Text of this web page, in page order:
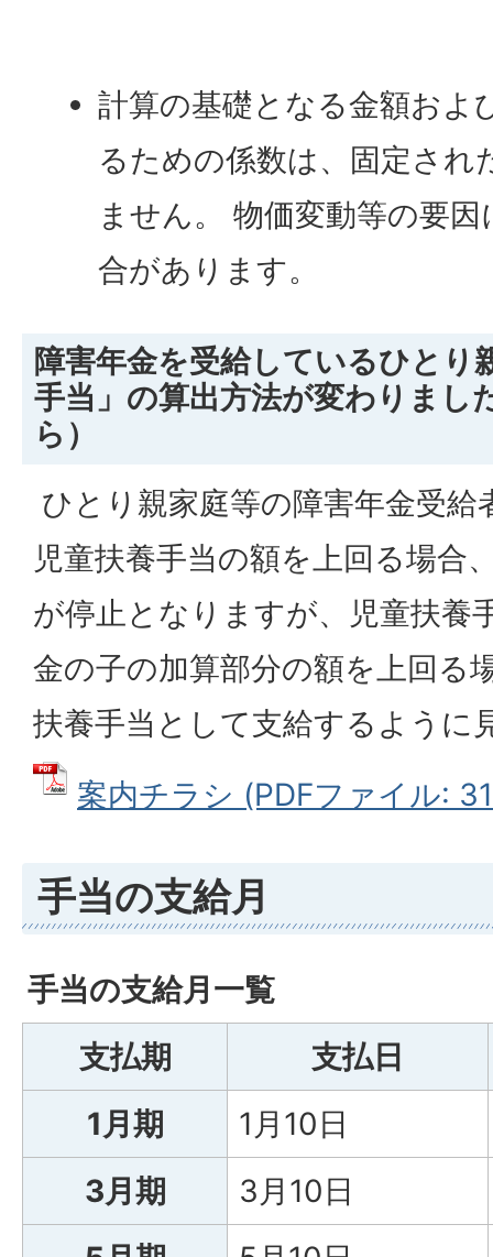
計算の基礎となる金額およ
るための係数は、固定され
ません。 物価変動等の要
合があります。
障害年金を受給しているひとり
手当」の算出方法が変わりまし
ら）
ひとり親家庭等の障害年金受給
児童扶養手当の額を上回る場合
が停止となりますが、児童扶養
金の子の加算部分の額を上回る
扶養手当として支給するように
案内チラシ (PDFファイル:
手当の支給月
手当の支給月一覧
支払期
支払日
1月期
1月10日
3月期
3月10日